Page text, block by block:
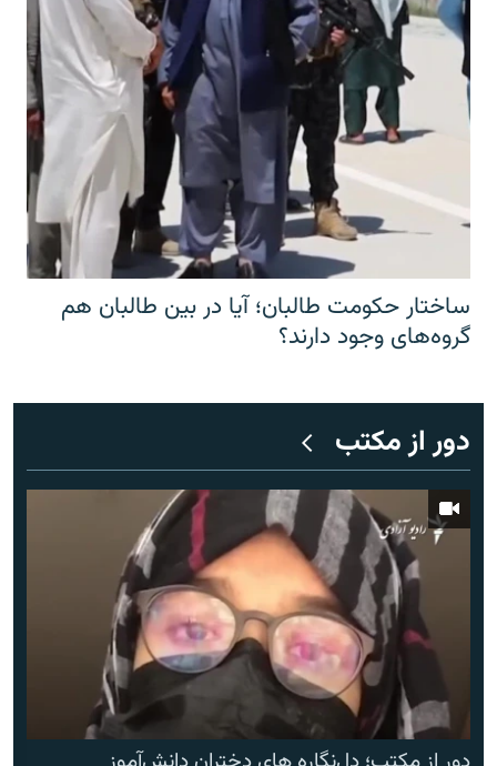
ساختار حکومت طالبان؛ آیا در بین طالبان هم
گروه‌های وجود دارند؟
دور از مکتب